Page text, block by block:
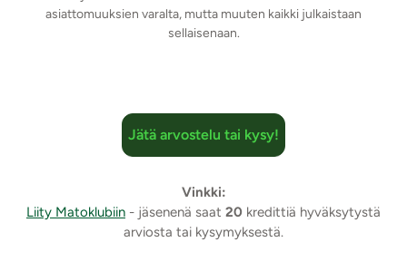
asiattomuuksien varalta, mutta muuten kaikki julkaistaan
sellaisenaan.
Jätä arvostelu tai kysy!
Vinkki:
Liity Matoklubiin - jäsenenä saat 20 kredittiä hyväksytystä
arviosta tai kysymyksestä.